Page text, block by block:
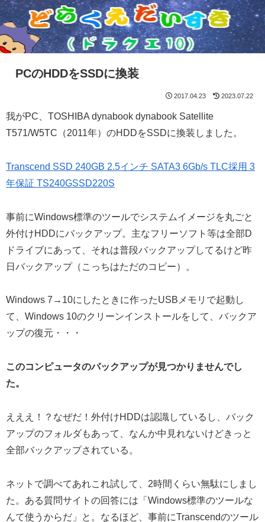
PCのHDDをSSDに換装
2017.04.23 2023.07.22
我がPC、TOSHIBA dynabook dynabook Satellite
T571/W5TC（2011年）のHDDをSSDに換装しました。
Transcend SSD 240GB 2.5インチ SATA3 6Gb/s TLC採用 3
年保証 TS240GSSD220S
事前にWindows標準のツールでシステムイメージを丸ごと
外付けHDDにバックアップ。主なフリーソフト等は全部D
ドライブにあって、それは普段バックアップしてるけど昨
日バックアップ（こっちはただのコピー）。
Windows 7→10にしたときに作ったUSBメモリで起動し
て、Windows 10のクリーンインストールをして、バックア
ップの復元・・・
このコンピュータのバックアップが見つかりませんでし
た。
えええ！？なぜだ！外付けHDDは認識しているし、バック
アップのフォルダもあって、なんか中見れないけどきっと
全部バックアップされている。
ネットで調べてあれこれ試して、2時間くらい無駄にしまし
た。ある質問サイトの回答には「Windows標準のツールな
んて使うからだ」と。なるほど、事前にTranscendのツール